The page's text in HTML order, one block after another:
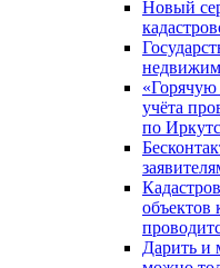
Новый
учёта
по
объектов
Дарить и